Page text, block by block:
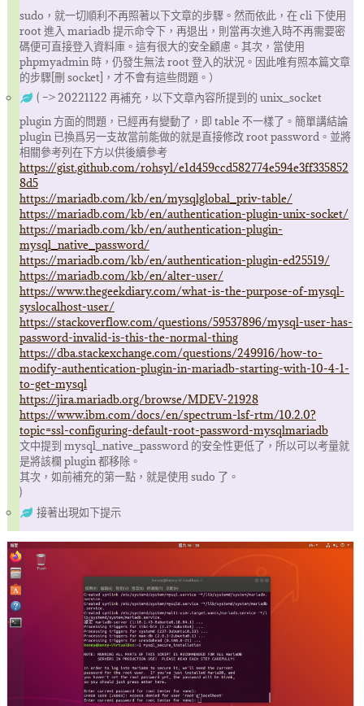
sudo，就一切順利不再照著以下文章的步驟。然而依此，在 cli 下使用
root 進入 mariadb 提示命令下，再退出，則當再次進入時不再需要密
碼便可直接登入資料庫。這有很大的安全顧慮。其次，當使用
phpmyadmin 時，仍發生無法 root 登入的狀況。因此唯有照本篇文章
的步驟[刪 socket]，才不會有這些問題。）
( –> 20221122 再補充，以下文章內容所提到的 unix_socket
plugin 方面的問題，已經再有變動了，即 table 不一樣了。簡單講結論
plugin 已換爲另一支故當前能做的就是直接修改 root password。並將
相關參考列在下方以供後續參考
https://gist.github.com/rohsyl/e1d459ccd582774e594e3ff335852
8d5
https://mariadb.com/kb/en/mysqlglobal_priv-table/
https://mariadb.com/kb/en/authentication-plugin-unix-socket/
https://mariadb.com/kb/en/authentication-plugin-
mysql_native_password/
https://mariadb.com/kb/en/authentication-plugin-ed25519/
https://mariadb.com/kb/en/alter-user/
https://www.thegeekdiary.com/what-is-the-purpose-of-mysql-
syslocalhost-user/
https://stackoverflow.com/questions/59537896/mysql-user-has-
password-invalid-is-this-the-normal-thing
https://dba.stackexchange.com/questions/249916/how-to-
modify-authentication-plugin-in-mariadb-starting-with-10-4-1-
to-get-mysql
https://jira.mariadb.org/browse/MDEV-21928
https://www.ibm.com/docs/en/spectrum-lsf-rtm/10.2.0?
topic=ssl-configuring-default-root-password-mysqlmariadb
文中提到 mysql_native_password 的安全性更低了，所以可以考量就
是將該欄 plugin 都移除。
其次，如前補充的第一點，就是使用 sudo 了。
)
接著出現如下提示